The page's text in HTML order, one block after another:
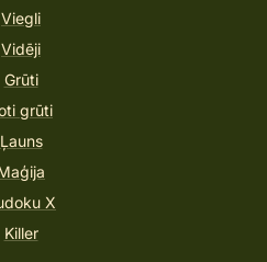
Viegli
Vidēji
Grūti
grūti
Ļauns
X
Killer